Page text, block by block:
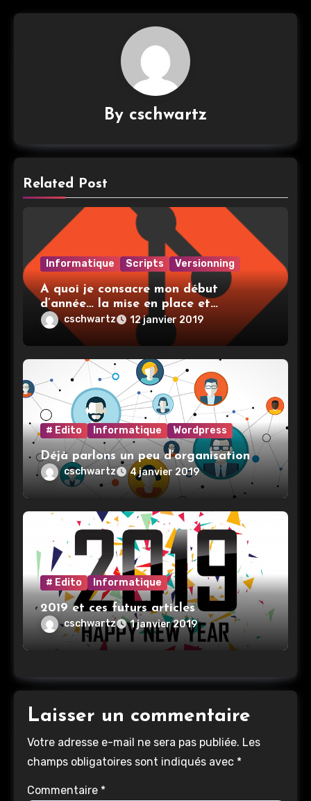
By cschwartz
Related Post
Informatique Scripts Versionning
A quoi je consacre mon début
d’année… la mise en place et
l’utilisation de git
cschwartz 12 janvier 2019
# Edito Informatique Wordpress
Déjà parlons un peu d’organisation
cschwartz 4 janvier 2019
# Edito Informatique
2019 et ces futurs articles
cschwartz 1 janvier 2019
Laisser un commentaire
Votre adresse e-mail ne sera pas publiée. Les
champs obligatoires sont indiqués avec *
Commentaire *